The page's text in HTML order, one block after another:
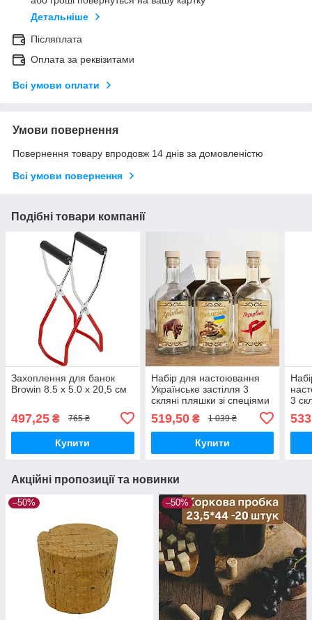
Детальніше
Післяплата
Оплата за реквізитами
Всі умови оплати
Умови повернення
Повернення товару впродовж 14 днів за домовленістю
Всі умови повернення
Подібні товари компанії
Захоплення для банок
Browin 8.5 x 5.0 x 20,5 см
497,25 ₴ 765 ₴
Купити
Набір для настоювання
Українське застілля 3
скляні пляшки зі спеціями
комплект для домашніх
настоянок
519,50₴ 1 039 ₴
Купити
3
Акційні пропозиції та новинки
–50% –50%